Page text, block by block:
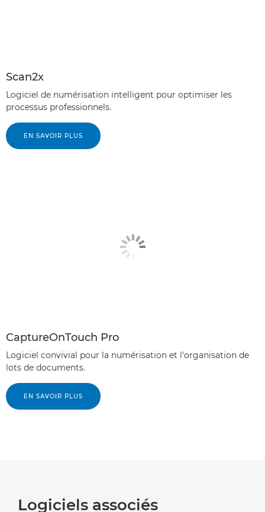
Scan2x
Logiciel de numérisation intelligent pour optimiser les
processus professionnels.
EN SAVOIR PLUS
CaptureOnTouch Pro
Logiciel convivial pour la numérisation et l'organisation de
lots de documents.
EN SAVOIR PLUS
Logiciels associés